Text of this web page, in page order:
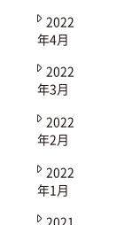
2022
年4月
2022
年3月
2022
年2月
2022
年1月